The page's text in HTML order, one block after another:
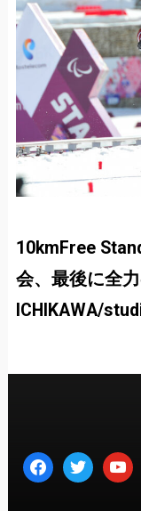
10kmFree
会、最後に全
ICHIKAWA/
facebooktwitter